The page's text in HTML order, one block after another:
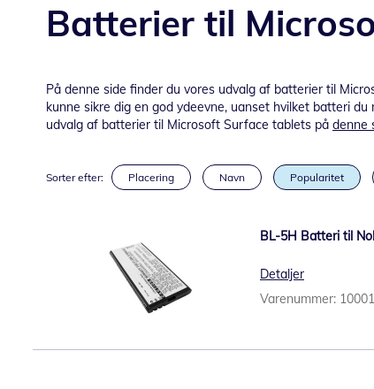
Batterier til
På denne side finder du vores udvalg af batterier til
kunne sikre dig en god ydeevne, uanset hvilket batteri
udvalg af batterier til Microsoft Surface tablets på denne
Sorter efter: Placering Navn Popularitet
BL-5H Batteri til
Detaljer
Varenummer: